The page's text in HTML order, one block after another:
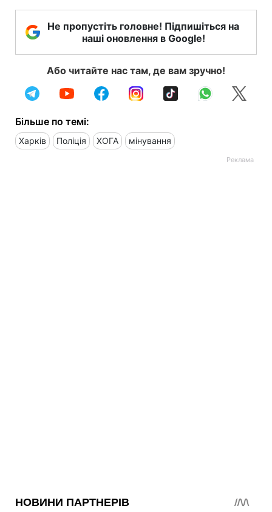
Не пропустіть головне! Підпишіться на
наші оновлення в Google!
Або читайте нас там, де вам зручно!
Більше по темі:
Харків Поліція ХОГА мінування